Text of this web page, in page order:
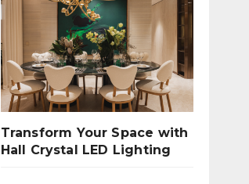
Transform Your Space with
Hall Crystal LED Lighting